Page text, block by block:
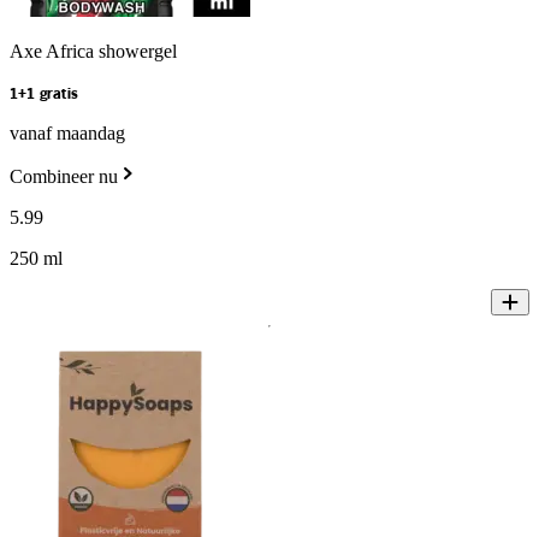
Axe Africa showergel
1+1 gratis
vanaf maandag
Combineer nu
5.99
250 ml